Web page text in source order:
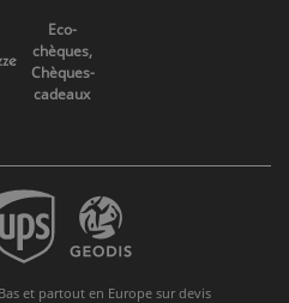
Eco-
chèques,
Chèques-
cadeaux
et partout en Europe sur devis